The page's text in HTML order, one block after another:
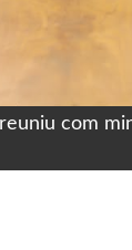
com